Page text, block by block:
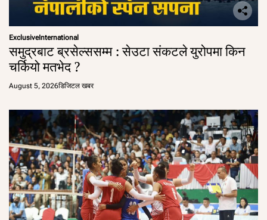
ExclusiveInternational
समुद्रबाट ब्रसेल्ससम्म : सेउटा संकटले युरोपमा किन
चर्कियो मतभेद ?
August 5, 2026डिजिटल खबर